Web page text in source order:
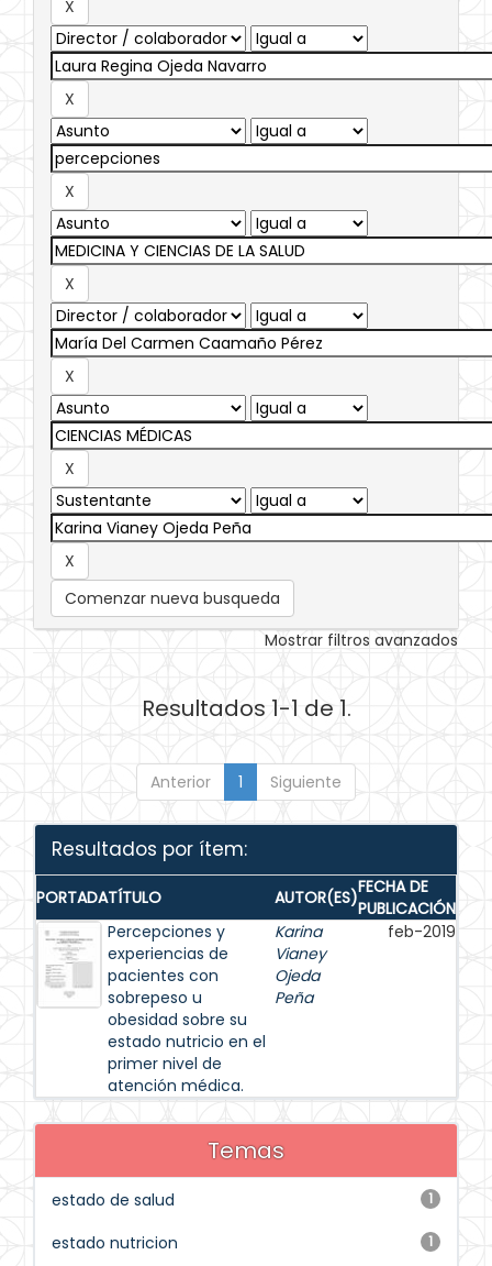
Comenzar nueva busqueda
Mostrar filtros avanzados
Resultados 1-1 de 1.
Anterior 1 Siguiente
Resultados por ítem:
PORTADATÍTULO AUTOR(ES)FECHA DE
PUBLICACIÓN
Percepciones y
experiencias de
pacientes con
sobrepeso u
obesidad sobre su
estado nutricio en el
primer nivel de
atención médica.
Karina
Vianey
Ojeda
Peña
feb-2019
Temas
1
estado de salud
1
estado nutricion